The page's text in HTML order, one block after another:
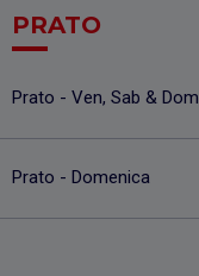
PRATO
Prato - Ven, Sab & Dom
Prato - Domenica